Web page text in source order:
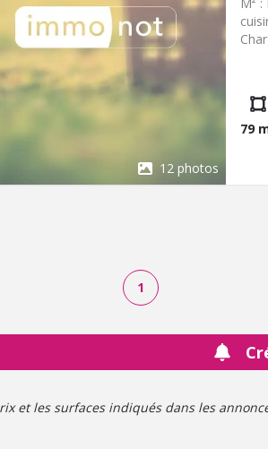
12 photos
79
1
et les surfaces indiqués dans les